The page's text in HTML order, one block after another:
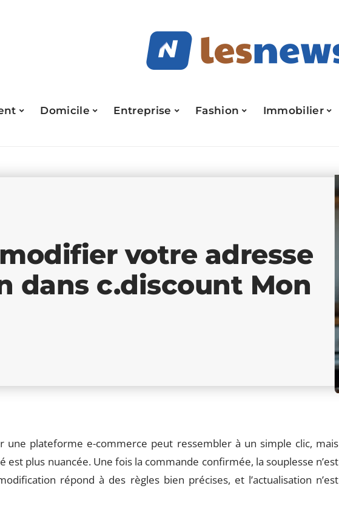
Domicile Entreprise Fashion Immobilier
votre adresse
dans c.discount Mon
une plateforme e-commerce peut ressembler à un simple clic, mais
est plus nuancée. Une fois la commande confirmée, la souplesse n’est
répond à des règles bien précises, et l’actualisation n’est